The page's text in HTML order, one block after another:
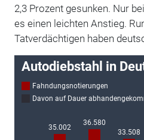
2,3 Prozent gesunken. Nur
es einen leichten Anstieg.
Tatverdächtigen haben